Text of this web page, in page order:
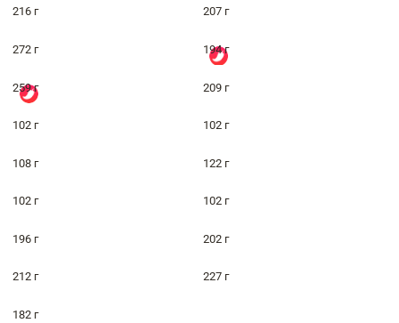
216 г 207 г
272 г 194 г
259 г 209 г
102 г 102 г
108 г 122 г
102 г 102 г
196 г 202 г
212 г 227 г
182 г